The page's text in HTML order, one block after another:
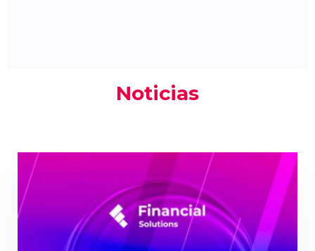
Noticias